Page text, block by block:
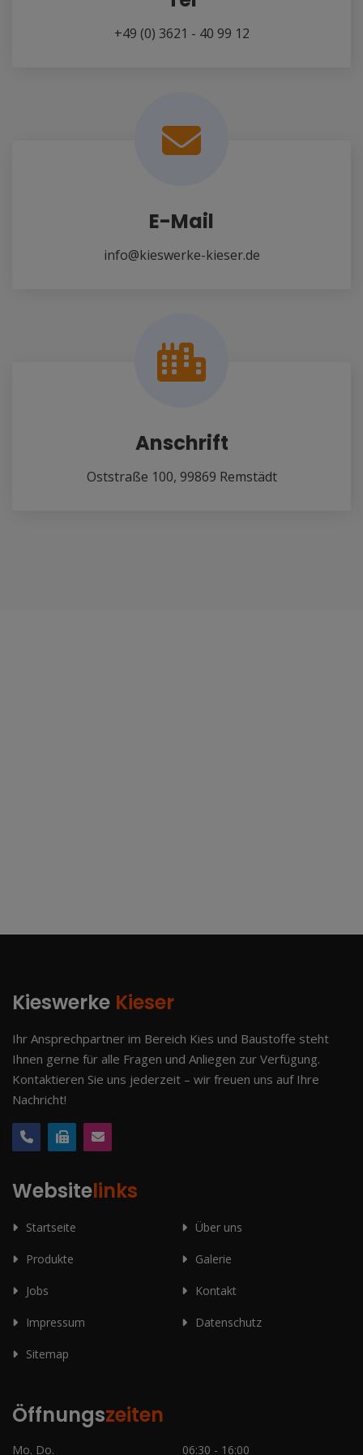
+49 (0) 3621 - 40 99 12
E-Mail
info@kieswerke-kieser.de
Anschrift
Oststraße 100, 99869 Remstädt
Kieswerke Kieser
Ihr Ansprechpartner im Bereich Kies und Baustoffe steht
Ihnen gerne für alle Fragen und Anliegen zur Verfügung.
Kontaktieren Sie uns jederzeit – wir freuen uns auf Ihre
Nachricht!
Websitelinks
Startseite Über uns
Produkte Galerie
Jobs Kontakt
Impressum Datenschutz
Sitemap
Öffnungszeiten
Mo. Do. 06:30 - 16:00